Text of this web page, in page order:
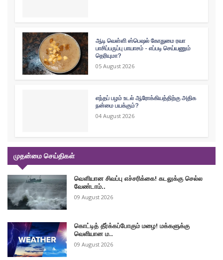
ஆடி வெள்ளி ஸ்பெஷல் கோதுமை ரவா
பாசிப்பருப்பு பாயாசம் - எப்படி செய்யணும்
தெரியுமா?
05 August 2026
எந்தப் பழம் உடல் ஆரோக்கியத்திற்கு அதிக
நன்மை பயக்கும்?
04 August 2026
முதன்மை செய்திகள்
வௌியான சிவப்பு எச்சரிக்கை! கடலுக்கு செல்ல
வேண்டாம்..
09 August 2026
கொட்டித் தீர்க்கப்போகும் மழை! மக்களுக்கு
வெளியான ம..
09 August 2026